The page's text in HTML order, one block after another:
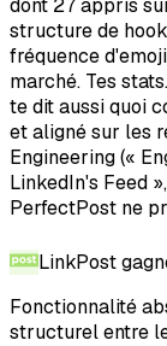
dont 27 appris
structure de
fréquence
marché. Tes
te dit aussi quoi
et aligné sur les
Engineering («
LinkedIn's Feed
PerfectPost ne
LinkPost
Fonctionnalité
structurel entre